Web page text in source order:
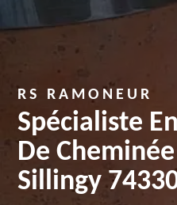
RS RAMONEUR
Spécialiste
De
Sillingy